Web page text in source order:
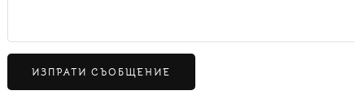
ИЗПРАТИ СЪОБЩЕНИЕ